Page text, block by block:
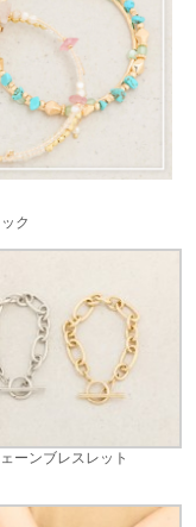
ク
ーンブレスレット